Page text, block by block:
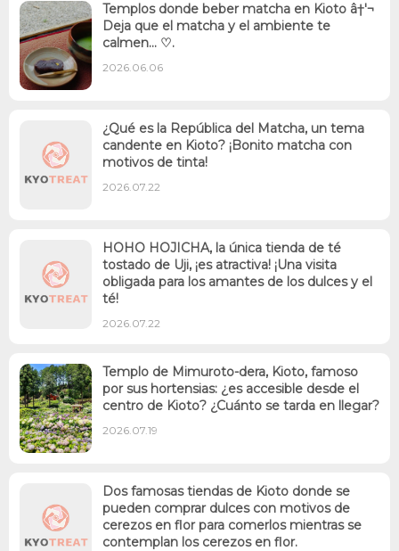
Templos donde beber matcha en Kioto â†'¬
Deja que el matcha y el ambiente te
calmen... ♡.
2026.06.06
¿Qué es la República del Matcha, un tema
candente en Kioto? ¡Bonito matcha con
motivos de tinta!
2026.07.22
HOHO HOJICHA, la única tienda de té
tostado de Uji, ¡es atractiva! ¡Una visita
obligada para los amantes de los dulces y el
té!
2026.07.22
Templo de Mimuroto-dera, Kioto, famoso
por sus hortensias: ¿es accesible desde el
centro de Kioto? ¿Cuánto se tarda en llegar?
2026.07.19
Dos famosas tiendas de Kioto donde se
pueden comprar dulces con motivos de
cerezos en flor para comerlos mientras se
contemplan los cerezos en flor.